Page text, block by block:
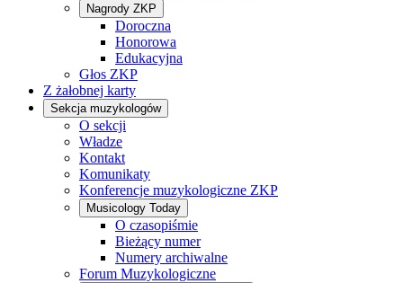
Nagrody ZKP
Doroczna
Honorowa
Edukacyjna
Głos ZKP
Z żałobnej karty
Sekcja muzykologów
O sekcji
Władze
Kontakt
Komunikaty
Konferencje muzykologiczne ZKP
Musicology Today
O czasopiśmie
Bieżący numer
Numery archiwalne
Forum Muzykologiczne